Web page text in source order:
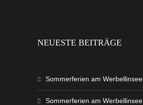
NEUESTE BEITRÄGE
Sommerferien am Werbellinsee
Sommerferien am Werbellinsee